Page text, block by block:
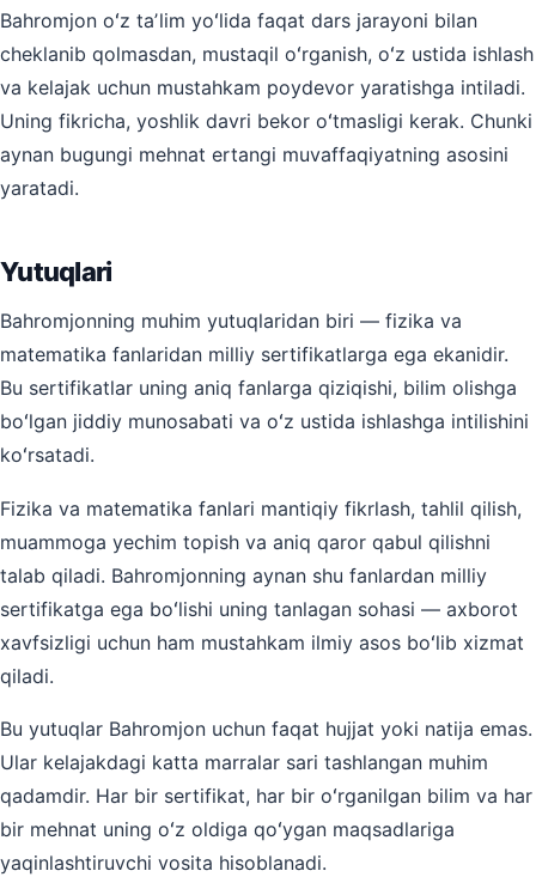
Bahromjon oʻz taʼlim yoʻlida faqat dars jarayoni bilan
cheklanib qolmasdan, mustaqil oʻrganish, oʻz ustida ishlash
va kelajak uchun mustahkam poydevor yaratishga intiladi.
Uning fikricha, yoshlik davri bekor oʻtmasligi kerak. Chunki
aynan bugungi mehnat ertangi muvaffaqiyatning asosini
yaratadi.
Yutuqlari
Bahromjonning muhim yutuqlaridan biri — fizika va
matematika fanlaridan milliy sertifikatlarga ega ekanidir.
Bu sertifikatlar uning aniq fanlarga qiziqishi, bilim olishga
boʻlgan jiddiy munosabati va oʻz ustida ishlashga intilishini
koʻrsatadi.
Fizika va matematika fanlari mantiqiy fikrlash, tahlil qilish,
muammoga yechim topish va aniq qaror qabul qilishni
talab qiladi. Bahromjonning aynan shu fanlardan milliy
sertifikatga ega boʻlishi uning tanlagan sohasi — axborot
xavfsizligi uchun ham mustahkam ilmiy asos boʻlib xizmat
qiladi.
Bu yutuqlar Bahromjon uchun faqat hujjat yoki natija emas.
Ular kelajakdagi katta marralar sari tashlangan muhim
qadamdir. Har bir sertifikat, har bir oʻrganilgan bilim va har
bir mehnat uning oʻz oldiga qoʻygan maqsadlariga
yaqinlashtiruvchi vosita hisoblanadi.